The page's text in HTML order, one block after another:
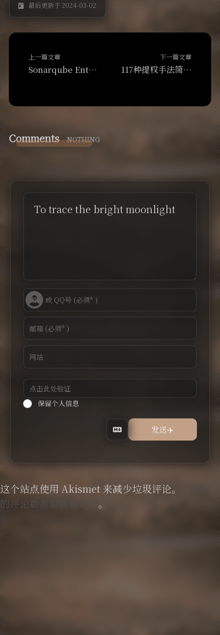
最后更新于 2024-03-02
上一篇文章
Sonarqube Enterprise 10.4 下载
下一篇文章
117种提权手法简介（转载）
Comments NOTHING
To trace the bright moonlight
保留个人信息
这个站点使用 Akismet 来减少垃圾评论。
的评论数据如何被处理 。